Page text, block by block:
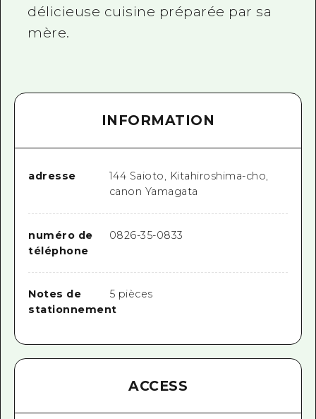
délicieuse cuisine préparée par sa
mère.
INFORMATION
adresse
144 Saioto, Kitahiroshima-cho,
canon Yamagata
numéro de
téléphone
0826-35-0833
Notes de
stationnement
5 pièces
ACCESS